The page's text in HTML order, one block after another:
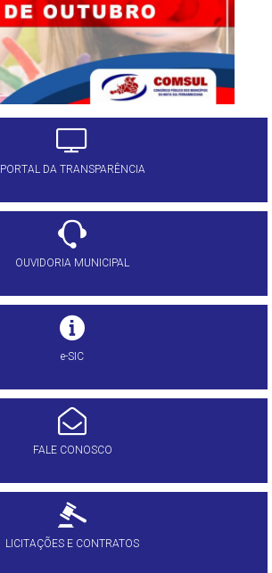
PORTAL DA TRANSPARÊNCIA
OUVIDORIA MUNICIPAL
e-SIC
FALE CONOSCO
LICITAÇÕES E CONTRATOS